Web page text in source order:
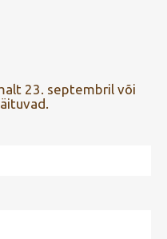
23. septembril või